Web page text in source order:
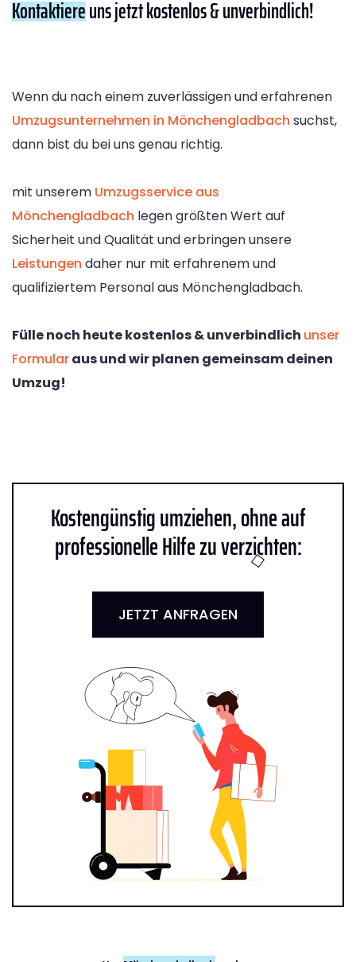
Kontaktiereuns jetzt kostenlos & unverbindlich!
Wenn du nach einem zuverlässigen und erfahrenen
Umzugsunternehmen in Mönchengladbach suchst,
dann bist du bei uns genau richtig.
mit unserem Umzugsservice aus
Mönchengladbach legen größten Wert auf
Sicherheit und Qualität und erbringen unsere
Leistungen daher nur mit erfahrenem und
qualifiziertem Personal aus Mönchengladbach.
Fülle noch heute kostenlos & unverbindlich unser
Formularaus und wir planen gemeinsam deinen
Umzug!
Kostengünstig umziehen, ohne auf
professionelle Hilfe zu verzichten:
JETZT ANFRAGEN